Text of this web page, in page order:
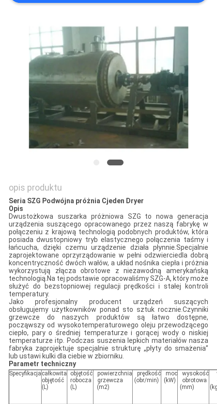
POLICY
opis produktu
Seria SZG Podwójna próżnia Cjeden Dryer
Opis
Dwustożkowa suszarka próżniowa SZG to nowa generacja
urządzenia suszącego opracowanego przez naszą fabrykę w
połączeniu z krajową technologią podobnych produktów, która
posiada dwustopniowy tryb elastycznego połączenia taśmy i
łańcucha, dzięki czemu urządzenie działa płynnie.Specjalnie
zaprojektowane oprzyrządowanie w pełni odzwierciedla dobrą
koncentryczność dwóch wałów, a układ nośnika ciepła i próżnia
wykorzystują złącza obrotowe z niezawodną amerykańską
technologią.Na tej podstawie opracowaliśmy SZG-A, który może
służyć do bezstopniowej regulacji prędkości i stałej kontroli
temperatury.
Jako profesjonalny producent urządzeń suszących
obsługujemy użytkowników ponad sto sztuk rocznie.Czynniki
grzewcze do naszych produktów są łatwo dostępne,
począwszy od wysokotemperaturowego oleju przewodzącego
ciepło, pary o średniej temperaturze i gorącej wody o niskiej
temperaturze itp. Podczas suszenia lepkich materiałów nasza
fabryka zaprojektuje specjalnie strukturę „płyty do smażenia”
lub ustawi kulki dla ciebie w zbiorniku.
Parametr techniczny
Specyfikacja całkowita
objętość
(L)
objętość
robocza
(L)
powierzchnia
grzewcza
(m2)
prędkość
(obr/min)
moc
(kW)
wysokość
obrotowa
(mm)